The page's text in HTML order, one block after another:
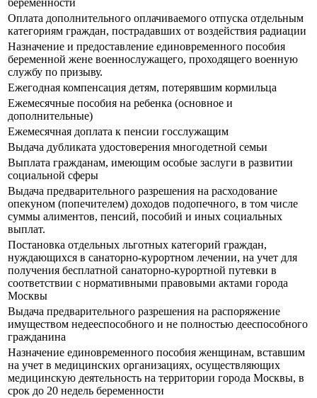
беременности
Оплата дополнительного оплачиваемого отпуска отдельным
категориям граждан, пострадавших от воздействия радиации
Назначение и предоставление единовременного пособия
беременной жене военнослужащего, проходящего военную
службу по призыву.
Ежегодная компенсация детям, потерявшим кормильца
Ежемесячные пособия на ребенка (основное и
дополнительные)
Ежемесячная доплата к пенсии госслужащим
Выдача дубликата удостоверения многодетной семьи
Выплата гражданам, имеющим особые заслуги в развитии
социальной сферы
Выдача предварительного разрешения на расходование
опекуном (попечителем) доходов подопечного, в том числе
суммы алиментов, пенсий, пособий и иных социальных
выплат.
Постановка отдельных льготных категорий граждан,
нуждающихся в санаторно-курортном лечении, на учет для
получения бесплатной санаторно-курортной путевки в
соответствии с нормативными правовыми актами города
Москвы
Выдача предварительного разрешения на распоряжение
имуществом недееспособного и не полностью дееспособного
гражданина
Назначение единовременного пособия женщинам, вставшим
на учет в медицинских организациях, осуществляющих
медицинскую деятельность на территории города Москвы, в
срок до 20 недель беременности